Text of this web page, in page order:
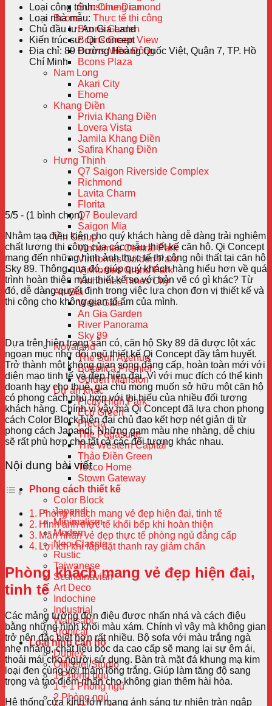
Sunshine Diamond
Bcons
Bcons Garden
Bcons Green View
Bcons Miền Đông
Bcons Plaza
Nam Long
Akari City
Ehome
Khang Điền
Privia Khang Điền
Lovera Vista
Jamila Khang Điền
Safira Khang Điền
Hưng Thịnh
Q7 Saigon Riverside Complex
Richmond
Lavita Charm
Florita
Q7 Boulevard
Saigon Mia
Vin Group
Vinhomes Central Park
Vinhomes Golden Park
Vinhomes Grand Park
Vinhomes Times City
An Gia
West Gate
An Gia Garden
River Panorama
Sky 89
Novaland
The Sun Avenue
Botanica Premier
Golden Mansion
Dự án khác
Picity High Park
Eco Green
Precia
The Pegasuite
The Western Capital
Thảo Điền Green
Tecco Home
Stown Gateway
Phong cách thiết kế
Color Block
Japandi
Minimalism
Modern
Neo-Classic
Rustic
Taiwanese
Scandinavian
Art Deco
Indochine
Industrial
Wabisabi
Tropical
Loại hình căn hộ
Duplex
Officetel/Studio
1 Phòng ngủ
1 + 1 Phòng ngủ
2 Phòng ngủ
Loại công trình:Chung cư
Loại nhà mẫu: Thực tế thi công
Chủ đầu tư:An Gia Land
Kiến trúc sư:Qi Concept
Địa chỉ: 89 Đường Hoàng Quốc Việt, Quận 7, TP. Hồ
Chí Minh
5/5 - (1 bình chọn)
Nhằm tạo điều kiện cho quý khách hàng dễ dàng trải nghiệm
chất lượng thi công của các mẫu thiết kế căn hộ. Qi Concept
mang đến những hình ảnh thực tế thi công nội thất tại căn hộ
Sky 89. Thông qua đó, giúp quý khách hàng hiểu hơn về quá
trình hoàn thiện mẫu thiết kế so với bản vẽ có gì khác? Từ
đó, dễ dàng quyết định trong việc lựa chọn đơn vị thiết kế và
thi công cho không gian tổ ấm của mình.
Dựa trên hiện trạng sẵn có, căn hộ Sky 89 đã được lột xác
ngoạn mục nhờ đội ngũ thiết kế Qi Concept đầy tâm huyết.
Trở thành một không gian sống đẳng cấp, hoàn toàn mới với
diện mạo tinh tế và đẹp hiện đại. Vì với mục đích có thể kinh
doanh hay cho thuê, gia chủ mong muốn sở hữu một căn hộ
có phong cách phù hợp với thị hiếu của nhiều đối tượng
khách hàng. Chính vì vậy mà Qi Concept đã lựa chọn phong
cách Color Block hiện đại chủ đạo kết hợp nét giản dị từ
phong cách Japandi. Những gam màu nhẹ nhàng, dễ chịu
sẽ rất phù hợp cho tất cả các đối tượng khác nhau.
Nội dung bài viết
Phòng khách mang vẻ đẹp hiện đại, tinh tế
Hình ảnh thực tế khối bếp khi hoàn thiện
Mãn nhãn vẻ đẹp thực tế phòng ngủ đẳng cấp
Lợi ích khi lắp đặt thanh ray giảm chấn
Phòng khách mang vẻ đẹp hiện đại,
tinh tế
Các mảng tường đơn điệu được nhấn nhá và cách điệu
bằng những hình khối màu xám. Chính vì vậy mà không gian
trở nên đặc biệt hơn rất nhiều. Bộ sofa với màu trắng ngà
nhẹ nhàng, chất liệu bọc da cao cấp sẽ mang lại sự êm ái,
thoải mái cho người sử dụng. Bàn trà mặt đá khung mạ kim
loại đen cùng với thảm lông trắng. Giúp làm tăng độ sang
trọng và tạo điểm nhấn cho không gian thêm hài hòa.
Hệ thống cửa kính lớn mang ánh sáng tự nhiên tràn ngập